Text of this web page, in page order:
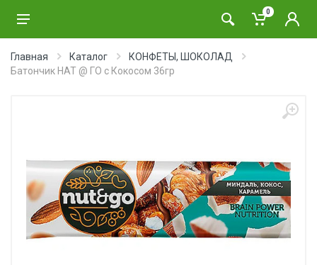
0
Главная Каталог
КОНФЕТЫ, ШОКОЛАД
Батончик НАТ @ ГО с Кокосом 36гр